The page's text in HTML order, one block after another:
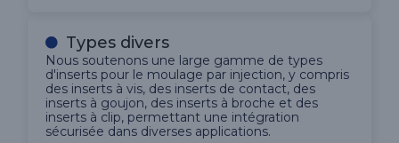
Types divers
Nous soutenons une large gamme de types
d'inserts pour le moulage par injection, y compris
des inserts à vis, des inserts de contact, des
inserts à goujon, des inserts à broche et des
inserts à clip, permettant une intégration
sécurisée dans diverses applications.